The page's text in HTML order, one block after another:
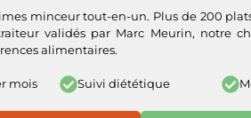
minceur tout-en-un. Plus de 200
validés par Marc Meurin, notre
alimentaires.
mois Suivi diététique